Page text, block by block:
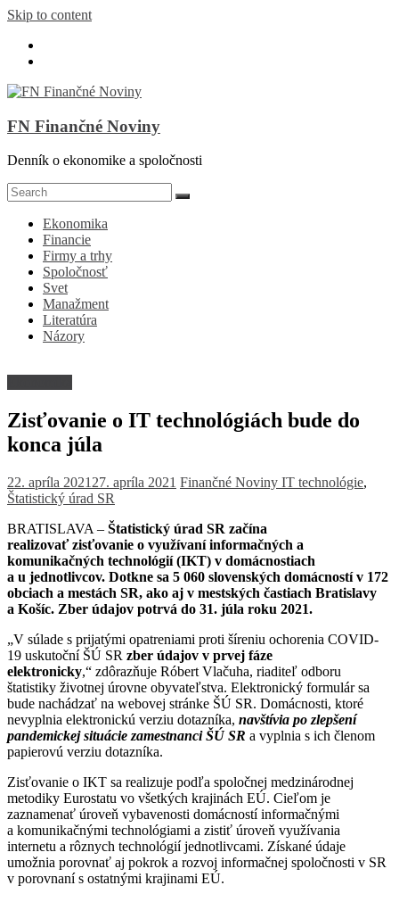
Skip to content
FN Finančné Noviny
Denník o ekonomike a spoločnosti
Ekonomika
Financie
Firmy a trhy
Spoločnosť
Svet
Manažment
Literatúra
Názory
Zisťovanie o IT technológiách bude do
konca júla
22. apríla 2021 27. apríla 2021 Finančné Noviny IT technológie,
Štatistický úrad SR
BRATISLAVA – Štatistický úrad SR začína
realizovať zisťovanie o využívaní informačných a
komunikačných technológií (IKT) v domácnostiach
a u jednotlivcov. Dotkne sa 5 060 slovenských domácností v 172
obciach a mestách SR, ako aj v mestských častiach Bratislavy
a Košíc. Zber údajov potrvá do 31. júla roku 2021.
„V súlade s prijatými opatreniami proti šíreniu ochorenia COVID-
19 uskutoční ŠÚ SR zber údajov v prvej fáze
elektronicky,“ zdôrazňuje Róbert Vlačuha, riaditeľ odboru
štatistiky životnej úrovne obyvateľstva. Elektronický formulár sa
bude nachádzať na webovej stránke ŠÚ SR. Domácnosti, ktoré
nevyplnia elektronickú verziu dotazníka, navštívia po zlepšení
pandemickej situácie zamestnanci ŠÚ SR a vyplnia s ich členom
papierovú verziu dotazníka.
Zisťovanie o IKT sa realizuje podľa spoločnej medzinárodnej
metodiky Eurostatu vo všetkých krajinách EÚ. Cieľom je
zaznamenať úroveň vybavenosti domácností informačnými
a komunikačnými technológiami a zistiť úroveň využívania
internetu a rôznych technológií jednotlivcami. Získané údaje
umožnia porovnať aj pokrok a rozvoj informačnej spoločnosti v SR
v porovnaní s ostatnými krajinami EÚ.